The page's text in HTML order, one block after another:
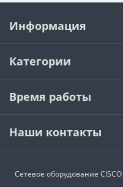
Информация
Категории
Время работы
Наши контакты
Сетевое оборудование CISCO